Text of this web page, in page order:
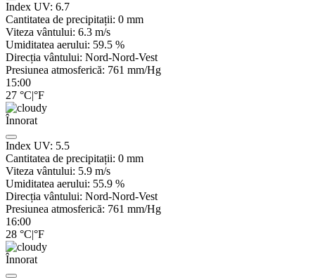
Index UV: 6.7
Cantitatea de precipitații: 0 mm
Viteza vântului: 6.3 m/s
Umiditatea aerului: 59.5 %
Direcția vântului: Nord-Nord-Vest
Presiunea atmosferică: 761 mm/Hg
15:00
27 °C|°F
Înnorat
Index UV: 5.5
Cantitatea de precipitații: 0 mm
Viteza vântului: 5.9 m/s
Umiditatea aerului: 55.9 %
Direcția vântului: Nord-Nord-Vest
Presiunea atmosferică: 761 mm/Hg
16:00
28 °C|°F
Înnorat